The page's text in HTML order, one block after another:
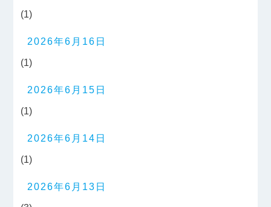
(1)
2026年6月16日
(1)
2026年6月15日
(1)
2026年6月14日
(1)
2026年6月13日